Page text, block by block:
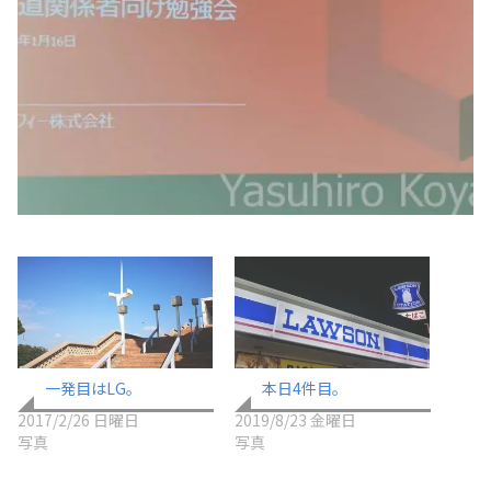
一発目はLG。
2017/2/26 日曜日
写真
本日4件目。
2019/8/23 金曜日
写真